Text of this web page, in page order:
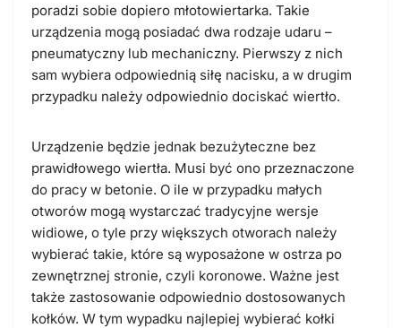
poradzi sobie dopiero młotowiertarka. Takie
urządzenia mogą posiadać dwa rodzaje udaru –
pneumatyczny lub mechaniczny. Pierwszy z nich
sam wybiera odpowiednią siłę nacisku, a w drugim
przypadku należy odpowiednio dociskać wiertło.
Urządzenie będzie jednak bezużyteczne bez
prawidłowego wiertła. Musi być ono przeznaczone
do pracy w betonie. O ile w przypadku małych
otworów mogą wystarczać tradycyjne wersje
widiowe, o tyle przy większych otworach należy
wybierać takie, które są wyposażone w ostrza po
zewnętrznej stronie, czyli koronowe. Ważne jest
także zastosowanie odpowiednio dostosowanych
kołków. W tym wypadku najlepiej wybierać kołki